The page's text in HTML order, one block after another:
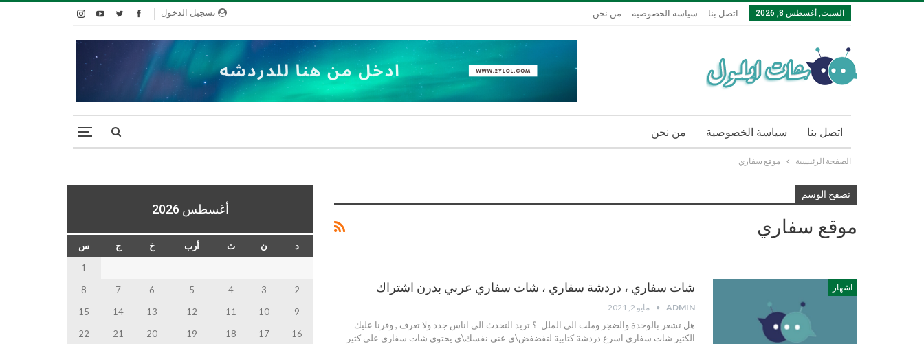
تسجيل الدخول السبت, أغسطس 8, 2026 اتصل بنا سياسة الخصوصية من نحن
اتصل بنا سياسة الخصوصية من نحن
الصفحة الرئيسية موقع سفاري
تصفح الوسم
موقع سفاري
اشهار شات سفاري ، دردشة سفاري ، شات سفاري عربي بدرن اشتراك
ADMIN مايو 2, 2021
هل تشعر بالوحدة والضجر وملت الى الملل ؟ تريد التحدث الي اناس جدد ولا تعرف , وفرنا عليك
الكثير شات سفاري اسرع دردشة كتابية لتفضفض\ي عني نفسك\ي يحتوي شات سفاري على كثير
أغسطس 2026
د ن ث أرب خ ج
س
1
2
3
4
5
6
7
8
9
10
11
12
13
14
15
16
17
18
19
20
21
22